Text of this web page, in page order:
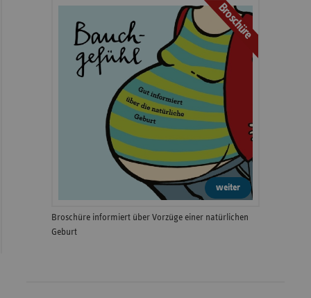
Broschüre
weiter
Broschüre informiert über Vorzüge einer natürlichen
Geburt